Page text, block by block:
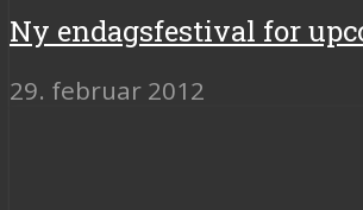
Ny endagsfestival for
29. februar 2012